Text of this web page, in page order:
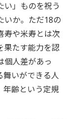
い」ものを祝う
いか。ただ18の
寿や米寿とは次
果たす能力を認
個人差があっ
舞いができる人
年齢という定規